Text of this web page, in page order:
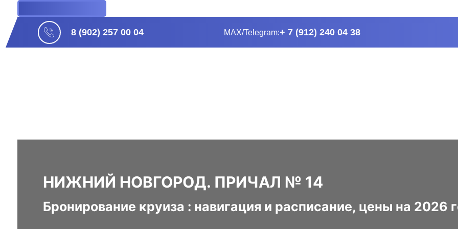
8 (902) 257 00 04 МАХ/Telegram:+ 7 (912) 240 04 38
НИЖНИЙ НОВГОРОД. ПРИЧАЛ № 14
Бронирование круиза : навигация и расписание, цены на 2026